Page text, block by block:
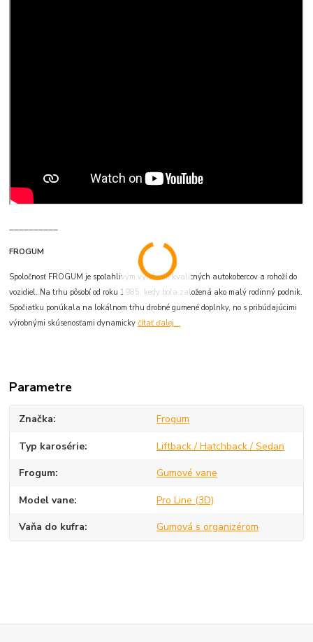
__________
FROGUM
Spoločnosť FROGUM je spoľahlivým výrobcom kvalitných autokobercov a rohoží do
vozidiel. Na trhu pôsobí od roku 1985, kedy bola založená ako malý rodinný podnik.
Spočiatku ponúkala na lokálnom trhu drobné gumené doplnky, no s pribúdajúcimi
výrobnými skúsenosťami dynamickyčítať ďalej...
Parametre
Značka Frogum
Typ karosérie Liftback / Hatchback / Sedan
Frogum Gumové vane
Model vane Pro Line (3D)
Vaňa do kufra Gumová s organizérom